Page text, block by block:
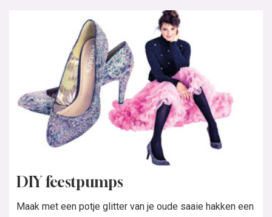
DIY feestpumps
Maak met een potje glitter van je oude saaie hakken een